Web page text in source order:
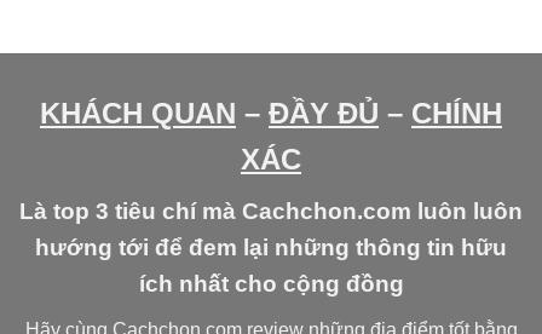
KHÁCH QUAN – ĐẦY ĐỦ – CHÍNH
XÁC
Là top 3 tiêu chí mà Cachchon.com luôn luôn
hướng tới để đem lại những thông tin hữu
ích nhất cho cộng đồng
Hãy cùng Cachchon.com review những địa điểm tốt bằng